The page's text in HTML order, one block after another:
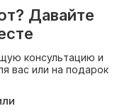
Давайте
консультацию и
вас или на подарок